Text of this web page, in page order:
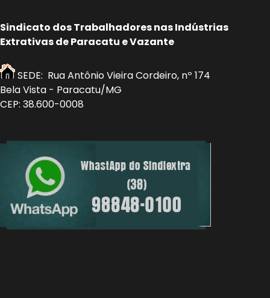
Sindicato dos Trabalhadores nas Indústrias
Extrativas de Paracatu e Vazante
SEDE: Rua Antônio Vieira Cordeiro, nº 174
Bela Vista - Paracatu/MG
CEP: 38.600-0008